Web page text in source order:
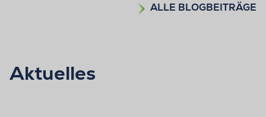
ALLE BLOGBEITRÄGE
Aktuelles